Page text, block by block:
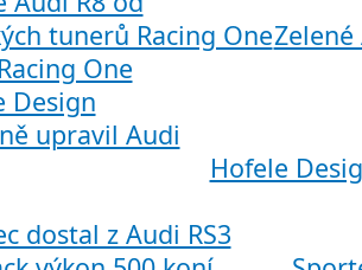
Zelené
One
Hofele